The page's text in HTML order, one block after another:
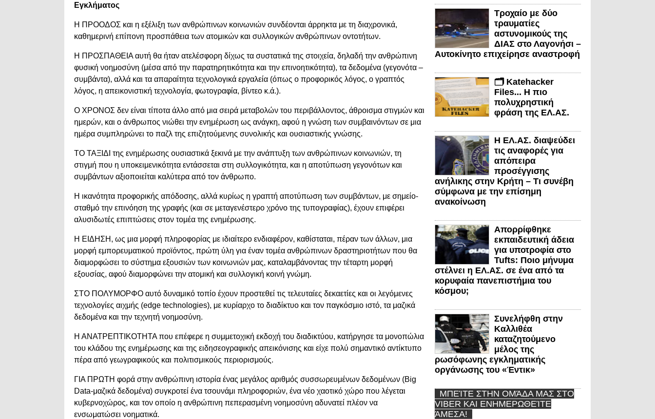
Εγκλήματος
Η ΠΡΟΟΔΟΣ και η εξέλιξη των ανθρώπινων κοινωνιών συνδέονται άρρηκτα με τη διαχρονικά,
καθημερινή επίπονη προσπάθεια των ατομικών και συλλογικών ανθρώπινων οντοτήτων.
Η ΠΡΟΣΠΑΘΕΙΑ αυτή θα ήταν ατελέσφορη δίχως τα συστατικά της στοιχεία, δηλαδή την ανθρώπινη
φυσική νοημοσύνη (μέσα από την παρατηρητικότητα και την επινοητικότητα), τα δεδομένα (γεγονότα –
συμβάντα), αλλά και τα απαραίτητα τεχνολογικά εργαλεία (όπως ο προφορικός λόγος, ο γραπτός
λόγος, η απεικονιστική τεχνολογία, φωτογραφία, βίντεο κ.ά.).
Ο ΧΡΟΝΟΣ δεν είναι τίποτα άλλο από μια σειρά μεταβολών του περιβάλλοντος, άθροισμα στιγμών και
ημερών, και ο άνθρωπος νιώθει την ενημέρωση ως ανάγκη, αφού η γνώση των συμβαινόντων σε μια
ημέρα συμπληρώνει το παζλ της επιζητούμενης συνολικής και ουσιαστικής γνώσης.
ΤΟ ΤΑΞΙΔΙ της ενημέρωσης ουσιαστικά ξεκινά με την ανάπτυξη των ανθρώπινων κοινωνιών, τη
στιγμή που η υποκειμενικότητα εντάσσεται στη συλλογικότητα, και η αποτύπωση γεγονότων και
συμβάντων αξιοποιείται καλύτερα από τον άνθρωπο.
Η ικανότητα προφορικής απόδοσης, αλλά κυρίως η γραπτή αποτύπωση των συμβάντων, με σημείο-
σταθμό την επινόηση της γραφής (και σε μεταγενέστερο χρόνο της τυπογραφίας), έχουν επιφέρει
αλυσιδωτές επιπτώσεις στον τομέα της ενημέρωσης.
Η ΕΙΔΗΣΗ, ως μια μορφή πληροφορίας με ιδιαίτερο ενδιαφέρον, καθίσταται, πέραν των άλλων, μια
μορφή εμπορευματικού προϊόντος, πρώτη ύλη για έναν τομέα ανθρώπινων δραστηριοτήτων που θα
διαμορφώσει το σύστημα εξουσιών των κοινωνιών μας, καταλαμβάνοντας την τέταρτη μορφή
εξουσίας, αφού διαμορφώνει την ατομική και συλλογική κοινή γνώμη.
ΣΤΟ ΠΟΛΥΜΟΡΦΟ αυτό δυναμικό τοπίο έχουν προστεθεί τις τελευταίες δεκαετίες και οι λεγόμενες
τεχνολογίες αιχμής (edge technologies), με κυρίαρχο το διαδίκτυο και τον παγκόσμιο ιστό, τα μαζικά
δεδομένα και την τεχνητή νοημοσύνη.
Η ΑΝΑΤΡΕΠΤΙΚΟΤΗΤΑ που επέφερε η συμμετοχική εκδοχή του διαδικτύου, κατήργησε τα μονοπώλια
του κλάδου της ενημέρωσης και της ειδησεογραφικής απεικόνισης και είχε πολύ σημαντικό αντίκτυπο
πέρα από γεωγραφικούς και πολιτισμικούς περιορισμούς.
ΓΙΑ ΠΡΩΤΗ φορά στην ανθρώπινη ιστορία ένας μεγάλος αριθμός συσσωρευμένων δεδομένων (Big
Data-μαζικά δεδομένα) συγκροτεί ένα τσουνάμι πληροφοριών, ένα νέο χαοτικό χώρο που λέγεται
κυβερνοχώρος, και τον οποίο η ανθρώπινη πεπερασμένη νοημοσύνη αδυνατεί πλέον να
ενσωματώσει νοηματικά.
Τροχαίο με δύο
τραυματίες
αστυνομικούς της
ΔΙΑΣ στο Λαγονήσι –
Αυτοκίνητο επιχείρησε αναστροφή
🗂️ Katehacker
Files... Η πιο
πολυχρηστική
φράση της ΕΛ.ΑΣ.
Η ΕΛ.ΑΣ. διαψεύδει
τις αναφορές για
απόπειρα
προσέγγισης
ανήλικης στην Κρήτη – Τι συνέβη
σύμφωνα με την επίσημη
ανακοίνωση
Απορρίφθηκε
εκπαιδευτική άδεια
για υποτροφία στο
Tufts: Ποιο μήνυμα
στέλνει η ΕΛ.ΑΣ. σε ένα από τα
κορυφαία πανεπιστήμια του
κόσμου;
Συνελήφθη στην
Καλλιθέα
καταζητούμενο
μέλος της
ρωσόφωνης εγκληματικής
οργάνωσης του «Έντικ»
ΜΠΕΊΤΕ ΣΤΗΝ ΟΜΆΔΑ ΜΑΣ ΣΤΟ
VIBER ΚΑΙ ΕΝΗΜΕΡΩΘΕΊΤΕ
ΆΜΕΣΑ!